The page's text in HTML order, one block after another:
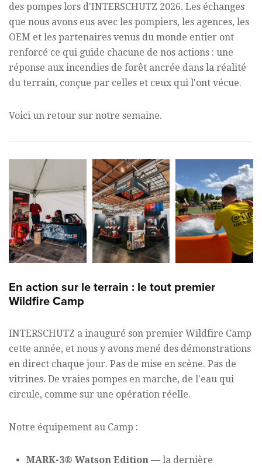
des pompes lors d'INTERSCHUTZ 2026. Les échanges
que nous avons eus avec les pompiers, les agences, les
OEM et les partenaires venus du monde entier ont
renforcé ce qui guide chacune de nos actions : une
réponse aux incendies de forêt ancrée dans la réalité
du terrain, conçue par celles et ceux qui l'ont vécue.
Voici un retour sur notre semaine.
En action sur le terrain : le tout premier
Wildfire Camp
INTERSCHUTZ a inauguré son premier Wildfire Camp
cette année, et nous y avons mené des démonstrations
en direct chaque jour. Pas de mise en scène. Pas de
vitrines. De vraies pompes en marche, de l'eau qui
circule, comme sur une opération réelle.
Notre équipement au Camp :
MARK-3® Watson Edition — la dernière